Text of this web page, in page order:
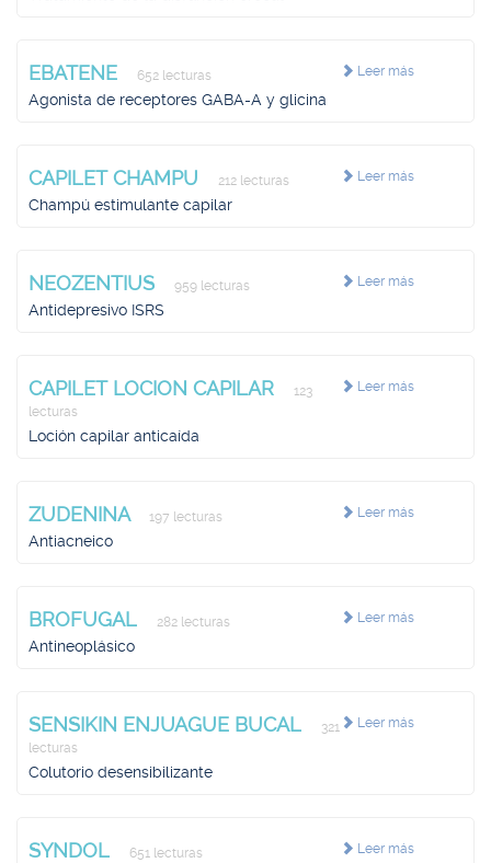
Leer más
EBATENE 652 lecturas
Agonista de receptores GABA-A y glicina
Leer más
CAPILET CHAMPU 212 lecturas
Champú estimulante capilar
Leer más
NEOZENTIUS 959 lecturas
Antidepresivo ISRS
Leer más
CAPILET LOCION CAPILAR
123
lecturas
Loción capilar anticaída
Leer más
ZUDENINA 197 lecturas
Antiacneico
Leer más
BROFUGAL 282 lecturas
Antineoplásico
Leer más
SENSIKIN ENJUAGUE BUCAL
321
lecturas
Colutorio desensibilizante
Leer más
SYNDOL 651 lecturas